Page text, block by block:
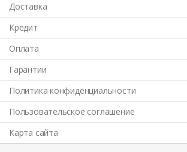
Доставка
Кредит
Оплата
Гарантии
Политика конфиденциальности
Пользовательское соглашение
Карта сайта